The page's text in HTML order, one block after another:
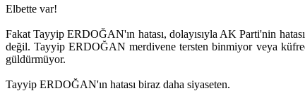
Elbette var!
Fakat Tayyip ERDOĞAN'ın hatası, dolayısıyla AK Parti'nin
değil. Tayyip ERDOĞAN merdivene tersten binmiyor veya
güldürmüyor.
Tayyip ERDOĞAN'ın hatası biraz daha siyaseten.